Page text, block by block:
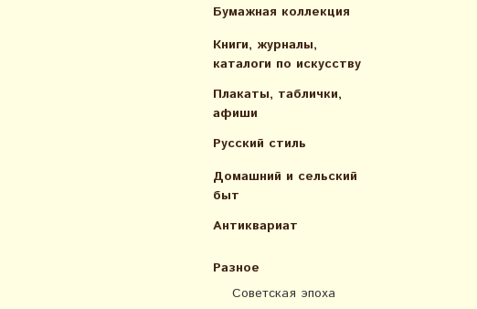
Бумажная коллекция
Книги, журналы,
каталоги по искусcтву
Плакаты, таблички,
афиши
Русский стиль
Домашний и сельский
быт
Антиквариат
Разное
Советская эпоха